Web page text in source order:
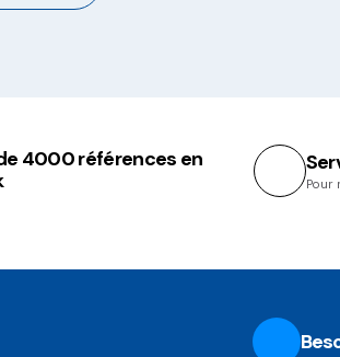
4000 références en
Pour